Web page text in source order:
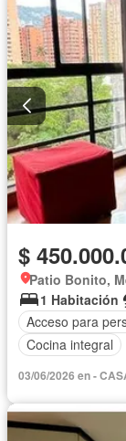
$
Patio Bonito,
1 Habitación
Acceso para
Cocina integral
03/06/2026 en -